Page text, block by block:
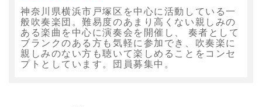
神奈川県横浜市戸塚区を中心に活動している一
般吹奏楽団。難易度のあまり高くない親しみの
ある楽曲を中心に演奏会を開催し、 奏者として
ブランクのある方も気軽に参加でき、吹奏楽に
親しみのない方も聴いて楽しめることをコンセ
プトとしています。団員募集中。